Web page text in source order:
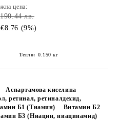
цена:
190.44 лв.
€8.76 (9%)
Тегло: 0.150 кг
Аспартамова киселина
ретинал, ретиналдехид,
Б1 (Тиамин)
Витамин Б2
Б3 (Ниацин, ниацинамид)